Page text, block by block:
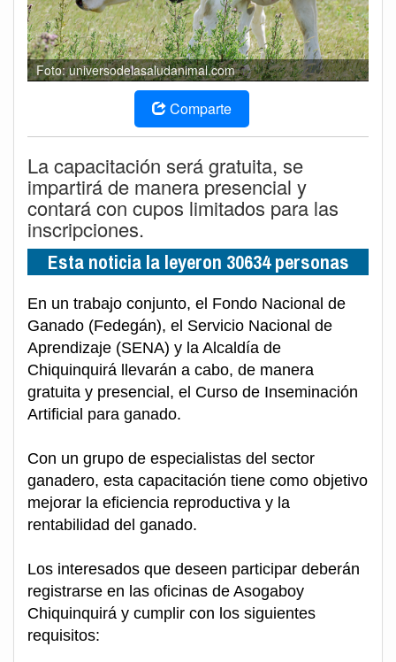
Foto: universodelasaludanimal.com
Comparte
La capacitación será gratuita, se
impartirá de manera presencial y
contará con cupos limitados para las
inscripciones.
Esta noticia la leyeron 30634 personas
En un trabajo conjunto, el Fondo Nacional de
Ganado (Fedegán), el Servicio Nacional de
Aprendizaje (SENA) y la Alcaldía de
Chiquinquirá llevarán a cabo, de manera
gratuita y presencial, el Curso de Inseminación
Artificial para ganado.
Con un grupo de especialistas del sector
ganadero, esta capacitación tiene como objetivo
mejorar la eficiencia reproductiva y la
rentabilidad del ganado.
Los interesados que deseen participar deberán
registrarse en las oficinas de Asogaboy
Chiquinquirá y cumplir con los siguientes
requisitos: